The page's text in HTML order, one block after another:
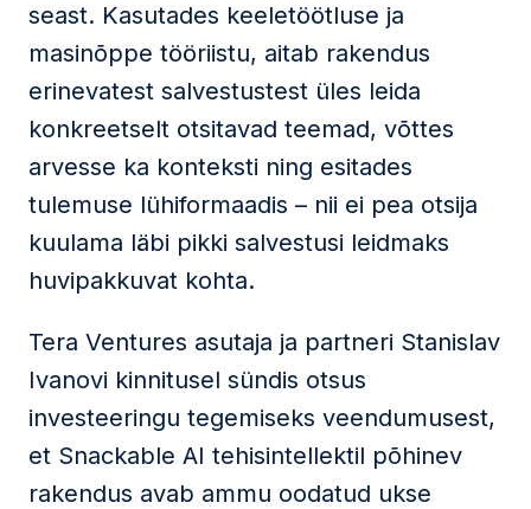
seast. Kasutades keeletöötluse ja
masinõppe tööriistu, aitab rakendus
erinevatest salvestustest üles leida
konkreetselt otsitavad teemad, võttes
arvesse ka konteksti ning esitades
tulemuse lühiformaadis – nii ei pea otsija
kuulama läbi pikki salvestusi leidmaks
huvipakkuvat kohta.
Tera Ventures asutaja ja partneri Stanislav
Ivanovi kinnitusel sündis otsus
investeeringu tegemiseks veendumusest,
et Snackable AI tehisintellektil põhinev
rakendus avab ammu oodatud ukse